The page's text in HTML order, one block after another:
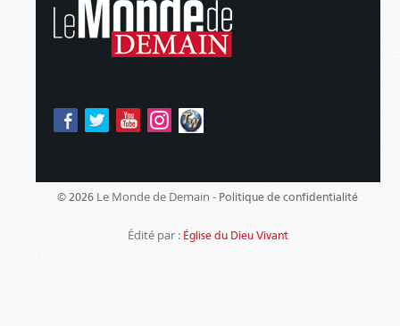
© 2026 Le Monde de Demain - Politique de confidentialité
Édité par : Église du Dieu Vivant